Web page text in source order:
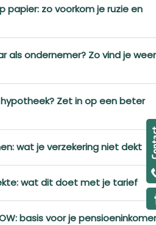
papier: zo voorkom je ruzie en
als ondernemer? Zo vind je weer
Zet in op een beter
wat je verzekering niet dekt
wat dit doet met je tarief
basis voor je